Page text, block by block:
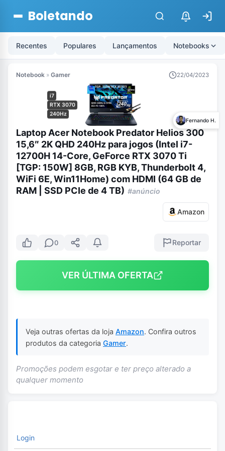
Boletando $
Recentes Populares Lançamentos Notebooks
Notebook » Gamer 22/04/2023
i7
RTX 3070
240Hz
Fernando H.
Laptop Acer Notebook Predator Helios 300
15,6″ 2K QHD 240Hz para jogos (Intel i7-
12700H 14-Core, GeForce RTX 3070 Ti
[TGP: 150W] 8GB, RGB KYB, Thunderbolt 4,
WiFi 6E, Win11Home) com HDMI (64 GB de
RAM | SSD PCIe de 4 TB) #anúncio
Amazon
0 Reportar
VER ÚLTIMA OFERTA
Veja outras ofertas da loja Amazon. Confira outros
produtos da categoria Gamer.
Promoções podem esgotar e ter preço alterado a
qualquer momento
Login